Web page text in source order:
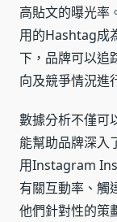
高貼文的曝光率
用的Hashtag成
下，品牌可以追
向及競爭情況進
數據分析不僅可
能幫助品牌深入
用Instagram
有關互動率、觸
他們針對性的策